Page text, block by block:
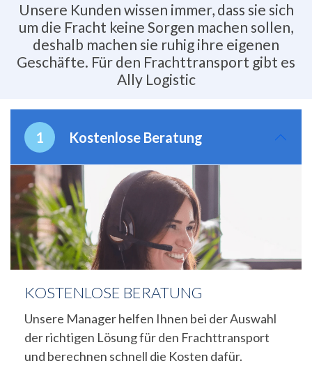
Unsere Kunden wissen immer, dass sie sich
um die Fracht keine Sorgen machen sollen,
deshalb machen sie ruhig ihre eigenen
Geschäfte. Für den Frachttransport gibt es
Ally Logistic
Kostenlose Beratung
KOSTENLOSE BERATUNG
Unsere Manager helfen Ihnen bei der Auswahl
der richtigen Lösung für den Frachttransport
und berechnen schnell die Kosten dafür.